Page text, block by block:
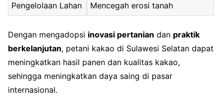
Pengelolaan Lahan Mencegah erosi tanah
Dengan mengadopsi inovasi pertanian dan praktik
berkelanjutan, petani kakao di Sulawesi Selatan dapat
meningkatkan hasil panen dan kualitas kakao,
sehingga meningkatkan daya saing di pasar
internasional.